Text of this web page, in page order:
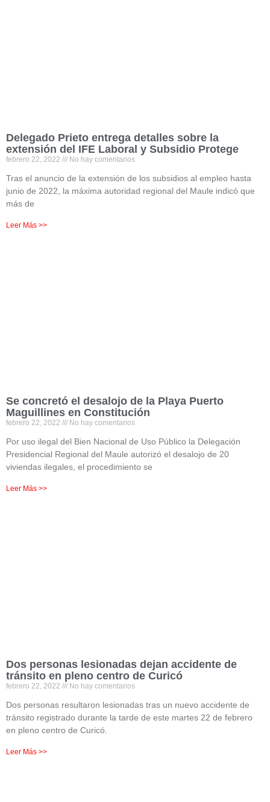
Delegado Prieto entrega detalles sobre la
extensión del IFE Laboral y Subsidio Protege
febrero 22, 2022 No hay comentarios
Tras el anuncio de la extensión de los subsidios al empleo hasta
junio de 2022, la máxima autoridad regional del Maule indicó que
más de
Leer Más >>
Se concretó el desalojo de la Playa Puerto
Maguillines en Constitución
febrero 22, 2022 No hay comentarios
Por uso ilegal del Bien Nacional de Uso Público la Delegación
Presidencial Regional del Maule autorizó el desalojo de 20
viviendas ilegales, el procedimiento se
Leer Más >>
Dos personas lesionadas dejan accidente de
tránsito en pleno centro de Curicó
febrero 22, 2022 No hay comentarios
Dos personas resultaron lesionadas tras un nuevo accidente de
tránsito registrado durante la tarde de este martes 22 de febrero
en pleno centro de Curicó.
Leer Más >>